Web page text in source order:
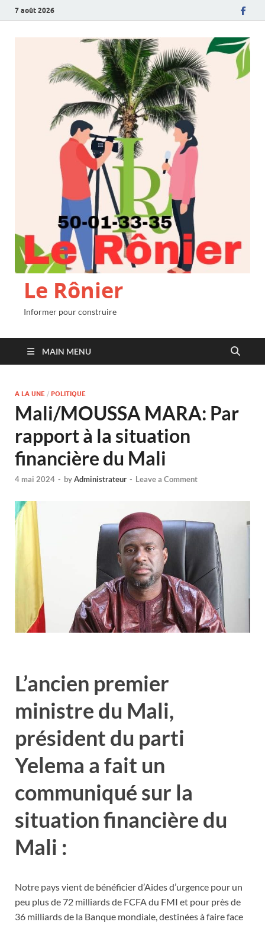
7 août 2026
Le Rônier
Informer pour construire
MAIN MENU
A LA UNE / POLITIQUE
Mali/MOUSSA MARA: Par
rapport à la situation
financière du Mali
4 mai 2024 - byAdministrateur - Leave a Comment
L’ancien premier
ministre du Mali,
président du parti
Yelema a fait un
communiqué sur la
situation financière du
Mali :
Notre pays vient de bénéficier d’Aides d’urgence pour un
peu plus de 72 milliards de FCFA du FMI et pour près de
36 milliards de la Banque mondiale, destinées à faire face